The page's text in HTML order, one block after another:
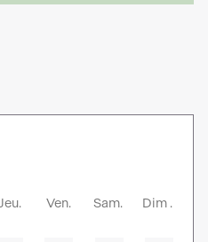
Ven Sam Dim